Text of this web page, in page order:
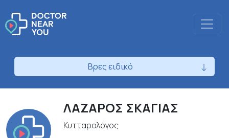
Βρες ειδικό
ΛΑΖΑΡΟΣ ΣΚΑΓΙΑΣ
Κυτταρολόγος